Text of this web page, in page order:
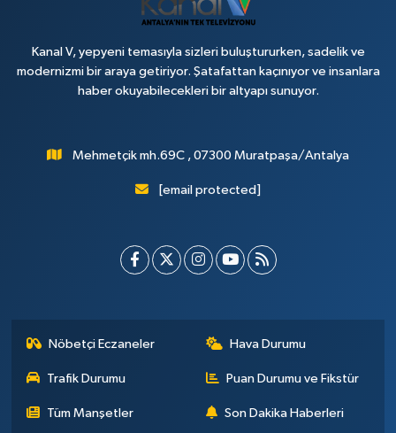
Kanal V, yepyeni temasıyla sizleri buluştururken, sadelik ve
modernizmi bir araya getiriyor. Şatafattan kaçınıyor ve insanlara
haber okuyabilecekleri bir altyapı sunuyor.
Mehmetçik mh.69C , 07300 Muratpaşa/Antalya
[email protected]
Nöbetçi Eczaneler Hava Durumu
Trafik Durumu Puan Durumu ve Fikstür
Tüm Manşetler Son Dakika Haberleri